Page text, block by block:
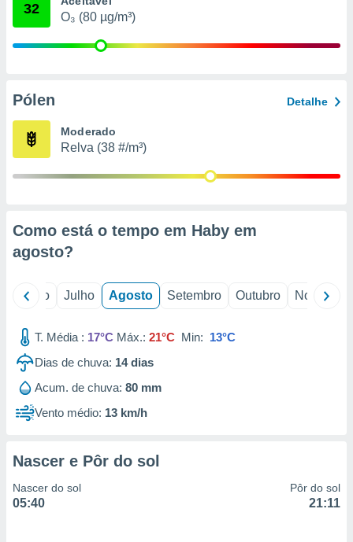
estudos
32
O₃ (80 µg/m³)
Pólen Detalhe
Moderado
Relva (38 #/m³)
Como está o tempo em Haby em
agosto?
Junho Julho Agosto Setembro Outubro Novembro
T. Média : 17°C Máx.: 21°C Min: 13°C
Dias de chuva: 14dias
Acum. de chuva: 80 mm
Vento médio: 13 km/h
Nascer e Pôr do sol
Nascer do sol
05:40
Pôr do sol
21:11